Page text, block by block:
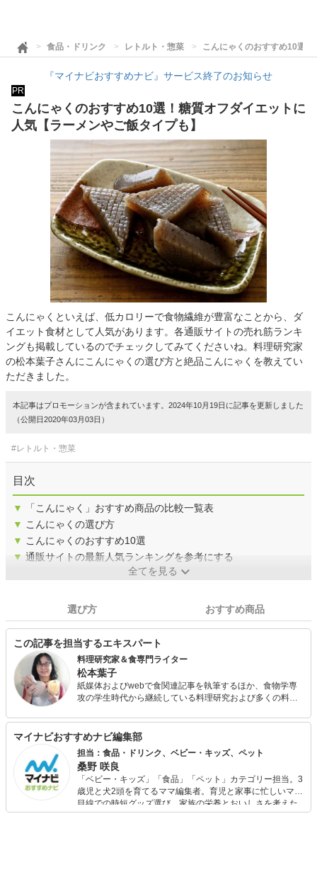
食品・ドリンク レトルト・惣菜 こんにゃくのおすすめ10選
『マイナビおすすめナビ』サービス終了のお知らせ
PR
こんにゃくのおすすめ10選！糖質オフダイエットに
人気【ラーメンやご飯タイプも】
こんにゃくといえば、低カロリーで食物繊維が豊富なことから、ダ
イエット食材として人気があります。各通販サイトの売れ筋ランキ
ングも掲載しているのでチェックしてみてくださいね。料理研究家
の松本葉子さんにこんにゃくの選び方と絶品こんにゃくを教えてい
ただきました。
本記事はプロモーションが含まれています。2024年10月19日に記事を更新しました
（公開日2020年03月03日）
#レトルト・惣菜
目次
▼
「こんにゃく」おすすめ商品の比較一覧表
▼ こんにゃくの選び方
▼ こんにゃくのおすすめ10選
▼ 通販サイトの最新人気ランキングを参考にする
全てを見る
選び方 おすすめ商品
この記事を担当するエキスパート
料理研究家＆食専門ライター
松本葉子
紙媒体およびwebで食関連記事を執筆するほか、食物学専
攻の学生時代から継続している料理研究および多くの料理
メーカーや飲食店などにレシピ提供・メニューアドバイス
を行っている。
マイナビおすすめナビ編集部
担当：食品・ドリンク、ベビー・キッズ、ペット
桑野 咲良
「ベビー・キッズ」「食品」「ペット」カテゴリー担当。3
歳児と犬2頭を育てるママ編集者。育児と家事に忙しいママ
目線での時短グッズ選び、家族の栄養とおいしさを考えた
食品選び、束の間のリラックスタイムを楽しむためのスイ